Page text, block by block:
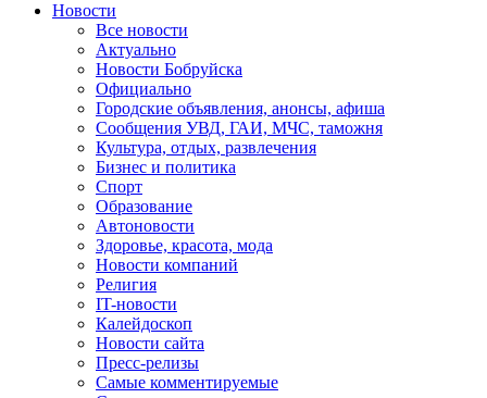
Новости
Все новости
Актуально
Новости Бобруйска
Официально
Городские объявления, анонсы, афиша
Сообщения УВД, ГАИ, МЧС, таможня
Культура, отдых, развлечения
Бизнес и политика
Спорт
Образование
Автоновости
Здоровье, красота, мода
Новости компаний
Религия
IT-новости
Калейдоскоп
Новости сайта
Пресс-релизы
Самые комментируемые